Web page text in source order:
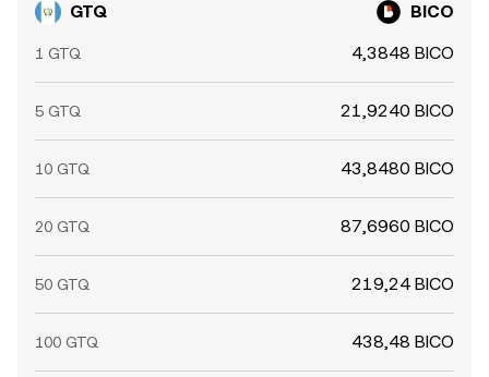
GTQ BICO
1 GTQ 4,3848 BICO
5 GTQ 21,9240 BICO
10 GTQ 43,8480 BICO
20 GTQ 87,6960 BICO
50 GTQ 219,24 BICO
100 GTQ 438,48 BICO